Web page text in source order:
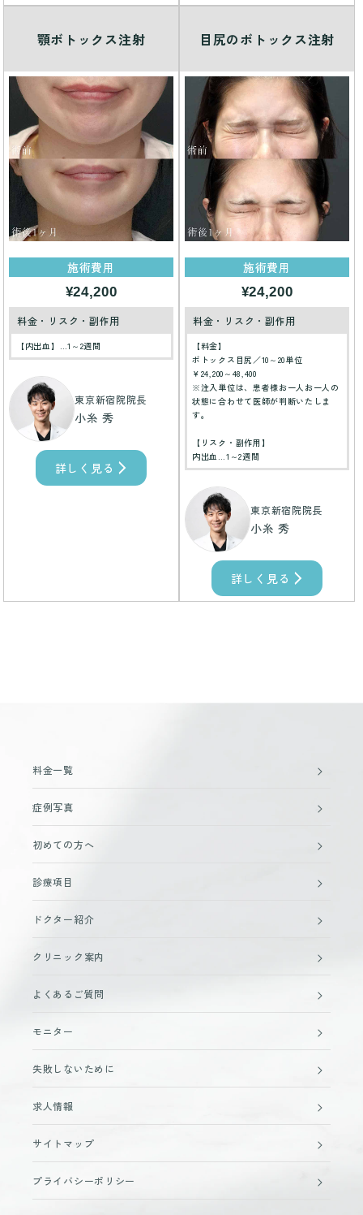
顎ボトックス注射
施術費用
¥24,200
料金・リスク・副作用
【内出血】…1～2週間
東京新宿院院長
小糸 秀
詳しく見る
目尻のボトックス注射
施術費用
¥24,200
料金・リスク・副作用
【料金】
ボトックス目尻／10～20単位
￥24,200～48,400
※注入単位は、患者様お一人お一人の
状態に合わせて医師が判断いたしま
す。
【リスク・副作用】
内出血…1～2週間
東京新宿院院長
小糸 秀
詳しく見る
料金一覧
症例写真
初めての方へ
診療項目
ドクター紹介
クリニック案内
よくあるご質問
モニター
失敗しないために
求人情報
サイトマップ
プライバシーポリシー